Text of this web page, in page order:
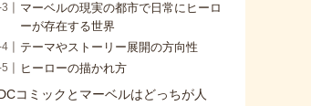
マーベルの現実の都市で日常にヒーロ
ーが存在する世界
テーマやストーリー展開の方向性
ヒーローの描かれ方
コミックとマーベルはどっちが人